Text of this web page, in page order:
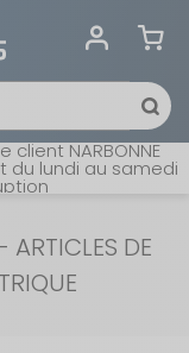
NARBONNE
du lundi au samedi
DE